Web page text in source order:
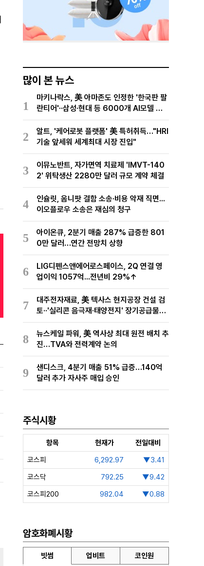
많이 본 뉴스
1
마키나락스, 美 아마존도 인정한 '한국판 팔
란티어'··삼성·현대 등 6000개 AI모델 현
장적용
2
알트, '케어로봇 플랫폼' 美 특허취득…"HRI
기술 앞세워 세계최대 시장 진입"
3
이뮤노반트, 자가면역 치료제 'IMVT-140
2' 위탁생산 2280만 달러 규모 계약 체결
4
인슐릿, 옴니팟 결함 소송·비용 악재 직면...
이오플로우 소송은 재심의 청구
5
아이온큐, 2분기 매출 287% 급증한 801
0만 달러…연간 전망치 상향
6
LIG디펜스앤에어로스페이스, 2Q 연결 영
업이익 1057억...전년비 29%↑
7
대주전자재료, 美 텍사스 현지공장 건설 검
토··'실리콘 음극재·태양전지' 장기공급물량
확보 준비
8
뉴스케일 파워, 美 역사상 최대 원전 배치 추
진…TVA와 전력계약 논의
9
샌디스크, 4분기 매출 51% 급증…140억
달러 추가 자사주 매입 승인
주식시황
항목 현재가
전일대비
코스피
6,292.97
▼3.41
코스닥
792.25
▼9.42
코스피200
982.04 ▼0.88
암호화폐시황
빗썸 업비트 코인원